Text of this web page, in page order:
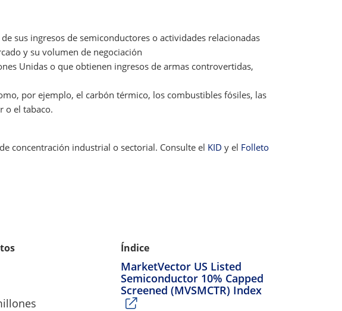
sus ingresos de semiconductores o actividades relacionadas
y su volumen de negociación
Unidas o que obtienen ingresos de armas controvertidas,
por ejemplo, el carbón térmico, los combustibles fósiles, las
o el tabaco.
concentración industrial o sectorial. Consulte el KID y el Folleto
Índice
MarketVector US Listed
Semiconductor 10% Capped
Screened (MVSMCTR) Index